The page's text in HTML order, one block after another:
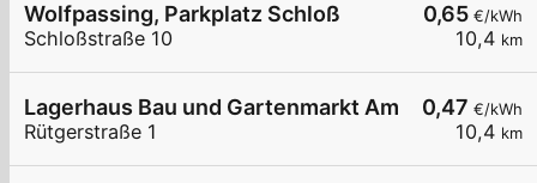
0,65 €/kWh
10,4 km
Wolfpassing, Parkplatz Schloß
Schloßstraße 10
0,47 €/kWh
10,4 km
Lagerhaus Bau und Gartenmarkt Amstetten
Rütgerstraße 1